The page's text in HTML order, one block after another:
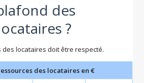
des
?
locataires doit être respecté.
des locataires en €